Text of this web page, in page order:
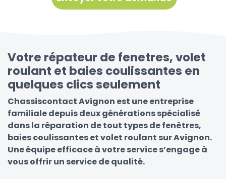
Votre répateur de fenetres, volet
roulant et baies coulissantes en
quelques clics seulement
Chassiscontact Avignon est une entreprise
familiale depuis deux générations spécialisé
dans la réparation de tout types de fenêtres,
baies coulissantes et volet roulant sur Avignon.
Une équipe efficace à votre service s’engage à
vous offrir un service de qualité.